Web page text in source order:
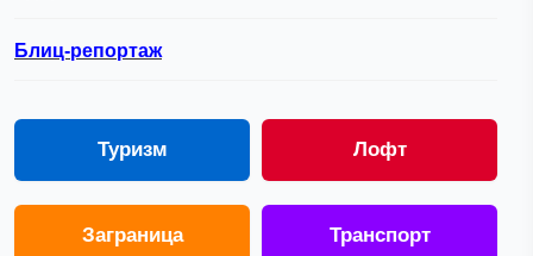
Блиц-репортаж
Туризм Лофт
Заграница Транспорт